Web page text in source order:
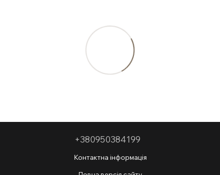
+380950384199
Контактна інформація